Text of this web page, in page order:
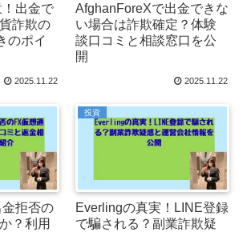
出金で
詐欺の
のポイ
2025.11.22
AfghanForeXで出金できな
い場合は詐欺確定？体験
談口コミと相談窓口を公
開
2025.11.22
拒否の
？利用
投資
Everlingの真実！LINE登録
で騙される？副業詐欺疑